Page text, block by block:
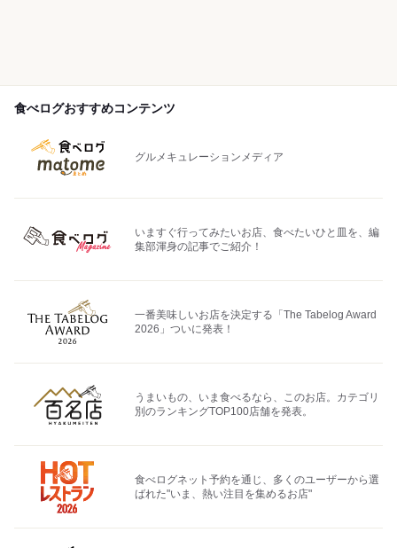
食べログおすすめコンテンツ
グルメキュレーションメディア
いますぐ行ってみたいお店、食べたいひと皿を、編
集部渾身の記事でご紹介！
一番美味しいお店を決定する「The Tabelog Award
2026」ついに発表！
うまいもの、いま食べるなら、このお店。カテゴリ
別のランキングTOP100店舗を発表。
食べログネット予約を通じ、多くのユーザーから選
ばれた"いま、熱い注目を集めるお店"